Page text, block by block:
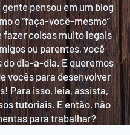
pensou em um blog
o “faça-você-mesmo”
fazer coisas muito legais
ou parentes, você
dia-a-dia. E queremos
vocês para desenvolver
Para isso, leia, assista,
tutoriais. E então, não
para trabalhar?